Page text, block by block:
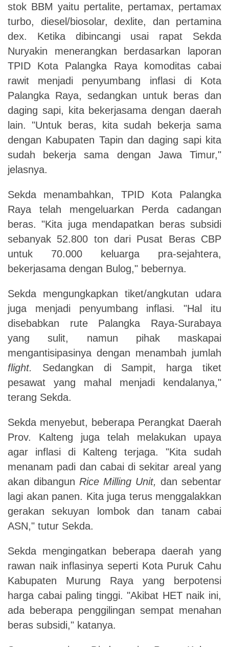
stok BBM yaitu pertalite, pertamax, pertamax
turbo, diesel/biosolar, dexlite, dan pertamina
dex. Ketika dibincangi usai rapat Sekda
Nuryakin menerangkan berdasarkan laporan
TPID Kota Palangka Raya komoditas cabai
rawit menjadi penyumbang inflasi di Kota
Palangka Raya, sedangkan untuk beras dan
daging sapi, kita bekerjasama dengan daerah
lain. "Untuk beras, kita sudah bekerja sama
dengan Kabupaten Tapin dan daging sapi kita
sudah bekerja sama dengan Jawa Timur,"
jelasnya.
Sekda menambahkan, TPID Kota Palangka
Raya telah mengeluarkan Perda cadangan
beras. "Kita juga mendapatkan beras subsidi
sebanyak 52.800 ton dari Pusat Beras CBP
untuk 70.000 keluarga pra-sejahtera,
bekerjasama dengan Bulog," bebernya.
Sekda mengungkapkan tiket/angkutan udara
juga menjadi penyumbang inflasi. "Hal itu
disebabkan rute Palangka Raya-Surabaya
yang sulit, namun pihak maskapai
mengantisipasinya dengan menambah jumlah
flight.
Sedangkan di Sampit, harga tiket
pesawat yang mahal menjadi kendalanya,"
terang Sekda.
Sekda menyebut, beberapa Perangkat Daerah
Prov. Kalteng juga telah melakukan upaya
agar inflasi di Kalteng terjaga. "Kita sudah
menanam padi dan cabai di sekitar areal yang
akan dibangun Rice Milling Unit, dan sebentar
lagi akan panen. Kita juga terus menggalakkan
gerakan sekuyan lombok dan tanam cabai
ASN," tutur Sekda.
Sekda mengingatkan beberapa daerah yang
rawan naik inflasinya seperti Kota Puruk Cahu
Kabupaten Murung Raya yang berpotensi
harga cabai paling tinggi. "Akibat HET naik ini,
ada beberapa penggilingan sempat menahan
beras subsidi," katanya.